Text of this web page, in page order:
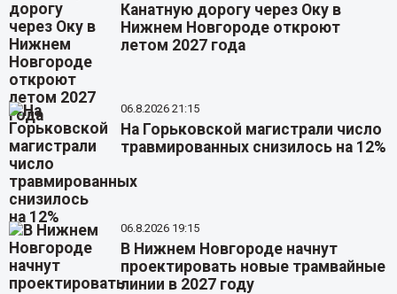
Канатную дорогу через Оку в
Нижнем Новгороде откроют
летом 2027 года
06.8.2026 21:15
На Горьковской магистрали число
травмированных снизилось на 12%
06.8.2026 19:15
В Нижнем Новгороде начнут
проектировать новые трамвайные
линии в 2027 году